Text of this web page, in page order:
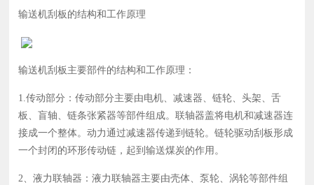
输送机刮板的结构和工作原理
输送机刮板主要部件的结构和工作原理：
1.传动部分：传动部分主要由电机、减速器、链轮、头架、舌
板、盲轴、链条张紧器等部件组成。联轴器盖将电机和减速器连
接成一个整体。动力通过减速器传递到链轮。链轮驱动刮板形成
一个封闭的环形传动链，起到输送煤炭的作用。
2、液力联轴器：液力联轴器主要由壳体、泵轮、涡轮等部件组